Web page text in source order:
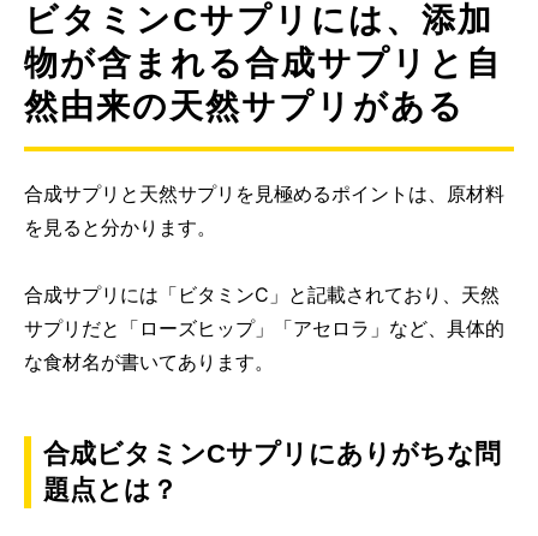
ビタミンCサプリには、添加
物が含まれる合成サプリと自
然由来の天然サプリがある
合成サプリと天然サプリを見極めるポイントは、原材料
を見ると分かります。
合成サプリには「ビタミンC」と記載されており、天然
サプリだと「ローズヒップ」「アセロラ」など、具体的
な食材名が書いてあります。
合成ビタミンCサプリにありがちな問
題点とは？